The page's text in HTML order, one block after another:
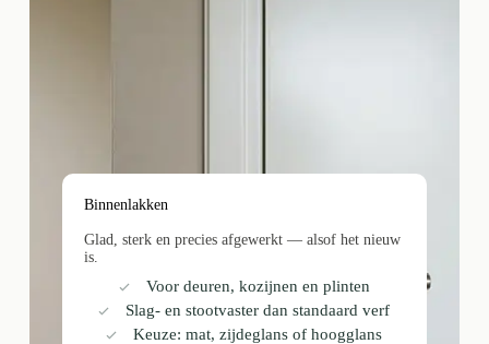
Binnenlakken
Glad, sterk en precies afgewerkt — alsof het nieuw
is.
Voor deuren, kozijnen en plinten
Slag- en stootvaster dan standaard verf
Keuze: mat, zijdeglans of hoogglans